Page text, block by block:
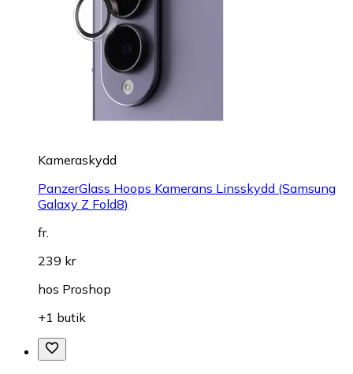
Kameraskydd
PanzerGlass Hoops Kamerans Linsskydd (Samsung
Galaxy Z Fold8)
fr.
239 kr
hos Proshop
+1 butik